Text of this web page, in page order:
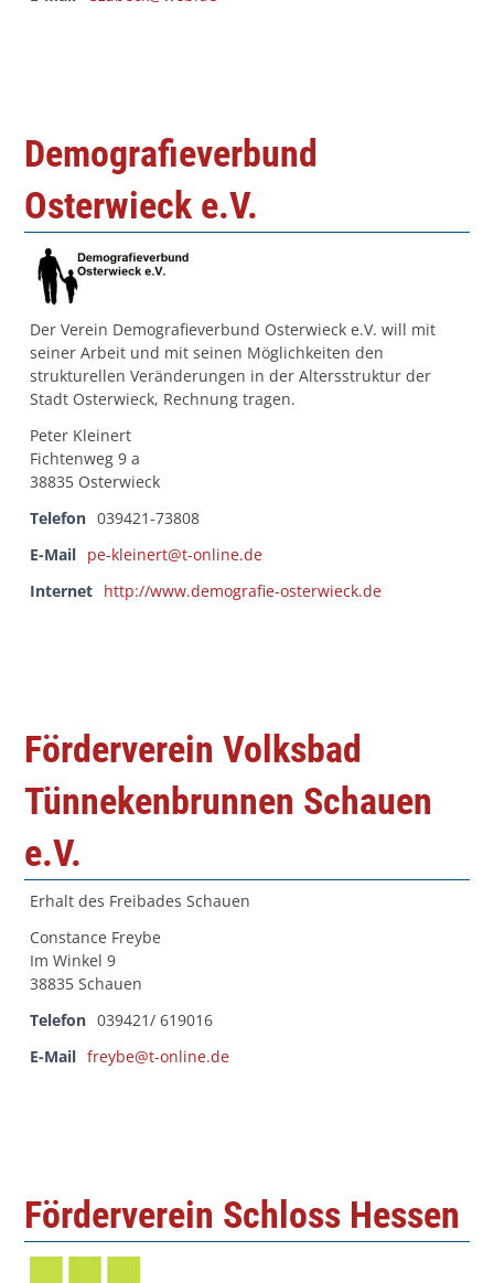
Demografieverbund
Osterwieck e.V.
Der Verein Demografieverbund Osterwieck e.V. will mit
seiner Arbeit und mit seinen Möglichkeiten den
strukturellen Veränderungen in der Altersstruktur der
Stadt Osterwieck, Rechnung tragen.
Peter Kleinert
Fichtenweg 9 a
38835 Osterwieck
Telefon 039421-73808
E-Mail pe-kleinert@t-online.de
Internet http://www.demografie-osterwieck.de
Förderverein Volksbad
Tünnekenbrunnen Schauen
e.V.
Erhalt des Freibades Schauen
Constance Freybe
Im Winkel 9
38835 Schauen
Telefon 039421/ 619016
E-Mail freybe@t-online.de
Förderverein Schloss Hessen